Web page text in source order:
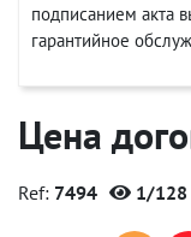
подписанием акта
гарантийное
Цена
Ref: 7494 1/128